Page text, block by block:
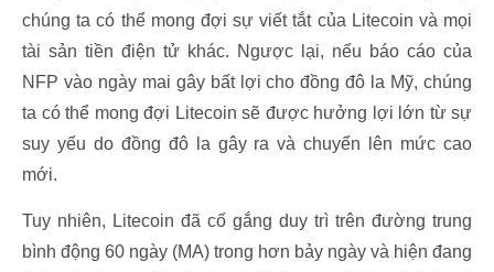
chúng ta có thể mong đợi sự viết tắt của Litecoin và mọi
tài sản tiền điện tử khác. Ngược lại, nếu báo cáo của
NFP vào ngày mai gây bất lợi cho đồng đô la Mỹ, chúng
ta có thể mong đợi Litecoin sẽ được hưởng lợi lớn từ sự
suy yếu do đồng đô la gây ra và chuyển lên mức cao
mới.
Tuy nhiên, Litecoin đã cố gắng duy trì trên đường trung
bình động 60 ngày (MA) trong hơn bảy ngày và hiện đang